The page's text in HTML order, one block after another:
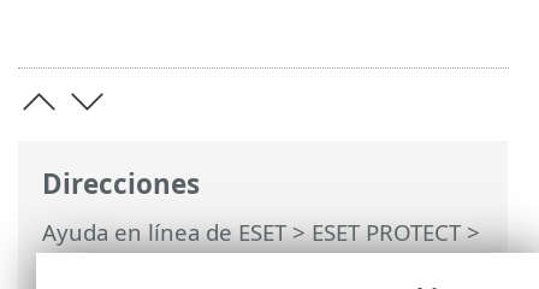
Direcciones
Ayuda en línea de ESET>ESET PROTECT>
Utilización de ESET PROTECT> ESET